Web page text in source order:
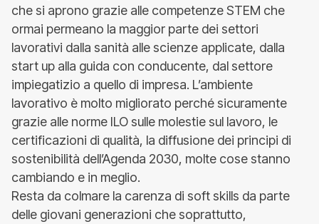
che si aprono grazie alle competenze STEM che
ormai permeano la maggior parte dei settori
lavorativi dalla sanità alle scienze applicate, dalla
start up alla guida con conducente, dal settore
impiegatizio a quello di impresa. L’ambiente
lavorativo è molto migliorato perché sicuramente
grazie alle norme ILO sulle molestie sul lavoro, le
certificazioni di qualità, la diffusione dei principi di
sostenibilità dell’Agenda 2030, molte cose stanno
cambiando e in meglio.
Resta da colmare la carenza di soft skills da parte
delle giovani generazioni che soprattutto,